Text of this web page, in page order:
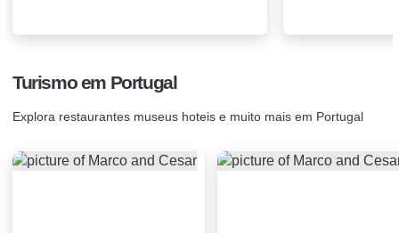
Turismo em Portugal
Explora restaurantes museus hoteis e muito mais em Portugal